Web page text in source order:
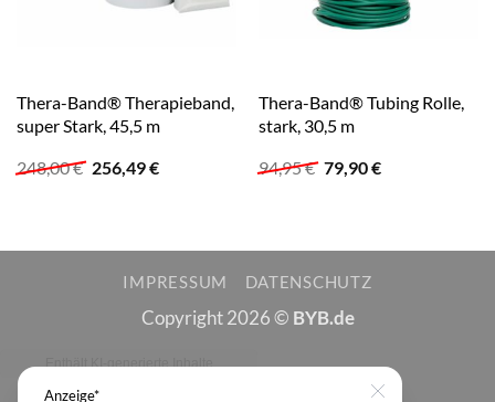
Thera-Band® Therapieband,
super Stark, 45,5 m
248,00€ Ursprünglicher
Preis
256,49€Aktueller
Thera-Band® Tubing Rolle,
stark, 30,5 m
94,95€ Ursprünglicher
Preis
79,90€Aktueller
IMPRESSUM DATENSCHUTZ
Copyright 2026 © BYB.de
Anzeige*